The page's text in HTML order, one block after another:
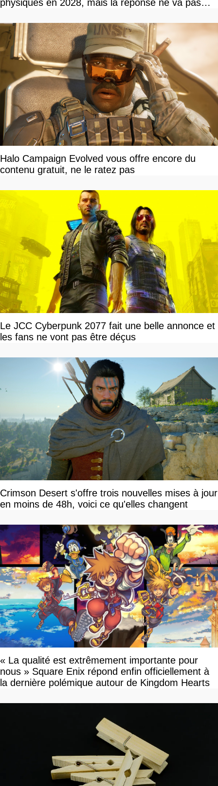
physiques en 2028, mais la réponse ne va pas
Halo Campaign Evolved vous offre encore du
contenu gratuit, ne le ratez pas
Le JCC Cyberpunk 2077 fait une belle annonce et
les fans ne vont pas être déçus
Crimson Desert s'offre trois nouvelles mises à jour
en moins de 48h, voici ce qu'elles changent
« La qualité est extrêmement importante pour
nous » Square Enix répond enfin officiellement à
la dernière polémique autour de Kingdom Hearts